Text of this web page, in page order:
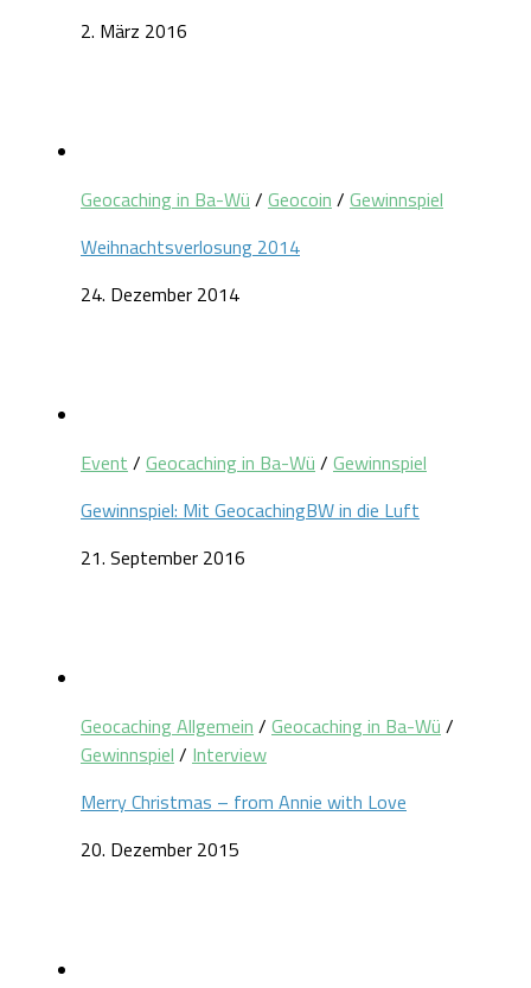
2. März 2016
Geocaching in Ba-Wü / Geocoin / Gewinnspiel
Weihnachtsverlosung 2014
24. Dezember 2014
Event / Geocaching in Ba-Wü / Gewinnspiel
Gewinnspiel: Mit GeocachingBW in die Luft
21. September 2016
Geocaching Allgemein / Geocaching in Ba-Wü /
Gewinnspiel / Interview
Merry Christmas – from Annie with Love
20. Dezember 2015